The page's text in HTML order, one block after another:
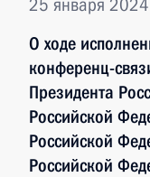
25 января 2024
О ходе
конференц-
Президента
Российской
Российской
Российской